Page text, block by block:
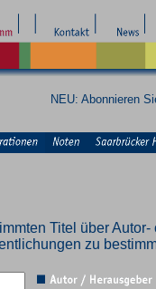
NEU: Abonnieren
Titel über
zu